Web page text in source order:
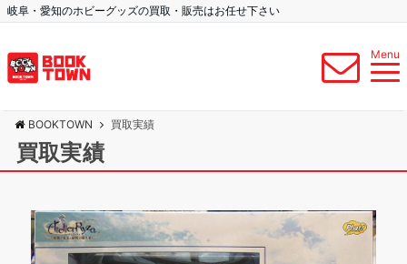
岐阜・愛知のホビーグッズの買取・販売はお任せ下さい
Menu
BOOKTOWN 買取実績
買取実績